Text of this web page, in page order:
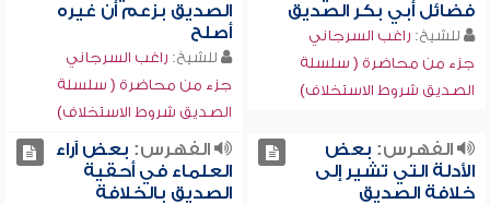
فضائل أبي بكر الصديق
للشيخ: راغب السرجاني
جزء من محاضرة ( سلسلة
الصديق شروط الاستخلاف)
الصديق بزعم أن غيره
أصلح
للشيخ: راغب السرجاني
جزء من محاضرة ( سلسلة
الصديق شروط الاستخلاف)
الفهرس: بعض
الأدلة التي تشير إلى
خلافة الصديق
الفهرس: بعض آراء
العلماء في أحقية
الصديق بالخلافة